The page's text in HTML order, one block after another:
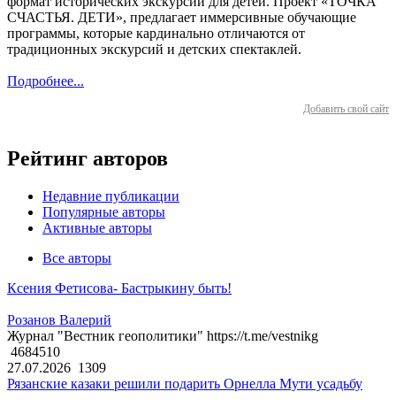
СЧАСТЬЯ. ДЕТИ», предлагает иммерсивные обучающие
программы, которые кардинально отличаются от
традиционных экскурсий и детских спектаклей.
Подробнее...
Добавить свой сайт
Рейтинг авторов
Недавние публикации
Популярные авторы
Активные авторы
Все авторы
Ксения Фетисова- Бастрыкину быть!
Розанов Валерий
Журнал "Вестник геополитики" https://t.me/vestnikg
4684510
27.07.2026 1309
Рязанские казаки решили подарить Орнелла Мути усадьбу